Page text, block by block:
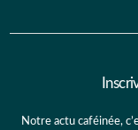
Notre actu caféinée,